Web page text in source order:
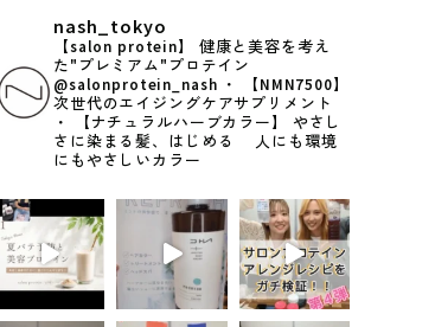
nash_tokyo
【salon protein】 健康と美容を考え
た"プレミアム"プロテイン
@salonprotein_nash ・
【NMN7500】
次世代のエイジングケアサプリメント
・
【ナチュラルハーブカラー】
やさし
さに染まる髪、はじめる
人にも環境
にもやさしいカラー